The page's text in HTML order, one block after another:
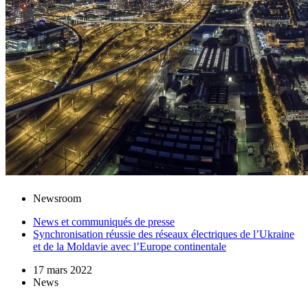
Newsroom
News et communiqués de presse
Synchronisation réussie des réseaux électriques de l’Ukraine
et de la Moldavie avec l’Europe continentale
17 mars 2022
News